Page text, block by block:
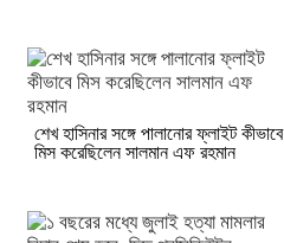
শেখ হাসিনার সঙ্গে পালানোর ফ্লাইট কীভাবে
মিস করেছিলেন সালমান এফ রহমান